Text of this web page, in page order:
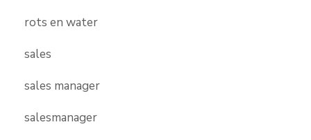
rots en water
sales
sales manager
salesmanager